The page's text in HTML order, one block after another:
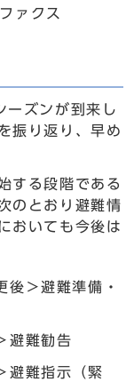
ァクス
ーズンが到来し
振り返り、早め
する段階である
のとおり避難情
おいても今後は
＞避難準備・
避難勧告
避難指示（緊